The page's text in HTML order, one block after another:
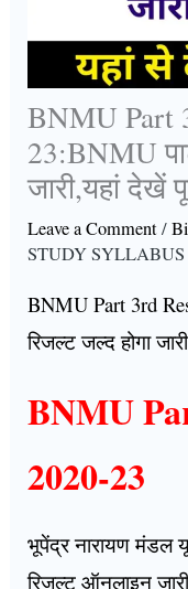
BNMU Part
23:BNMU
जारी,यहां देखें
Leave a Comment/
STUDY SYLLABUS
BNMU Part 3rd
रिजल्ट जल्द होगा
BNMU
2020-23
भूपेंद्र नारायण मंडल
रिजल्ट ऑनलाइन